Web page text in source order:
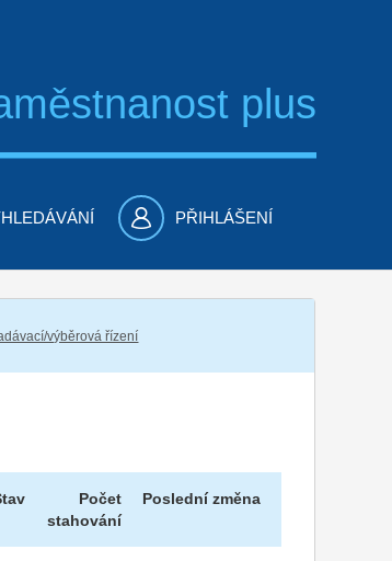
plus
PŘIHLÁŠENÍ
výběrová řízení
Počet
stahování
Poslední změna